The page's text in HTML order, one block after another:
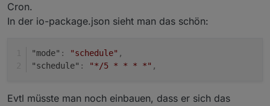
Cron.
In der io-package.json sieht man das schön:
"mode" : "schedule" ,
"schedule" : "*/5 * * * *" ,
Evtl müsste man noch einbauen, dass er sich das